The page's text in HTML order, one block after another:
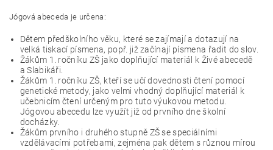
Jógová abeceda je určena:
Dětem předškolního věku, které se zajímají a dotazují na
velká tiskací písmena, popř. již začínají písmena řadit do slov.
Žákům 1. ročníku ZŠ jako doplňující materiál k Živé abecedě
a Slabikáři.
Žákům 1. ročníku ZŠ, kteří se učí dovednosti čtení pomocí
genetické metody, jako velmi vhodný doplňující materiál k
učebnicím čtení určeným pro tuto výukovou metodu.
Jógovou abecedu lze využít již od prvního dne školní
docházky.
Žákům prvního i druhého stupně ZŠ se speciálními
vzdělávacími potřebami, zejména pak dětem s různou mírou